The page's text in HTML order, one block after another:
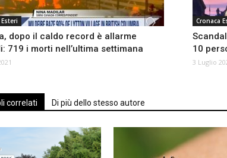
dopo il caldo record è allarme
719 i morti nell’ultima settimana
Cronaca
10
3 Luglio
correlati Di più dello stesso autore